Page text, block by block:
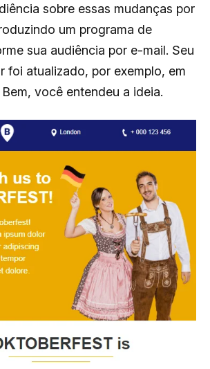
sobre essas mudanças por
um programa de
sua audiência por e-mail. Seu
foi atualizado, por exemplo, em
você entendeu a ideia.